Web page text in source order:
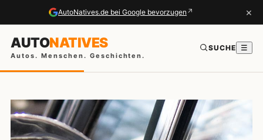
AutoNatives.de bei Google bevorzugen ↗ ×
AUTONATIVES
Autos. Menschen. Geschichten.
SUCHE ☰